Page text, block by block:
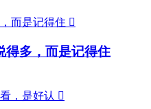

得多，而是记得住
